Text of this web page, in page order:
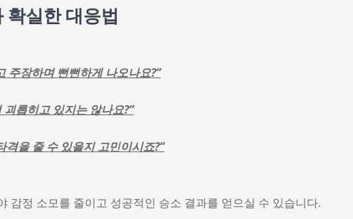
확실한 대응법
주장하며 뻔뻔하게 나오나요?”
롭히고 있지는 않나요?”
을 줄 수 있을지 고민이시죠?”
감정 소모를 줄이고 성공적인 승소 결과를 얻으실 수 있습니다.